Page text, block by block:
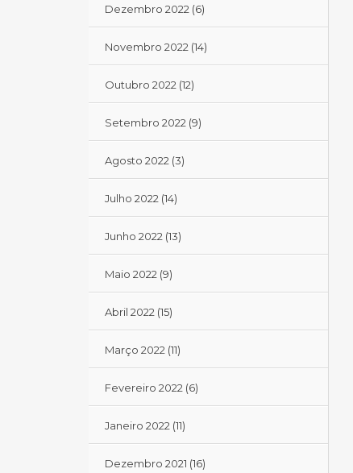
Dezembro 2022 (6)
Novembro 2022 (14)
Outubro 2022 (12)
Setembro 2022 (9)
Agosto 2022 (3)
Julho 2022 (14)
Junho 2022 (13)
Maio 2022 (9)
Abril 2022 (15)
Março 2022 (11)
Fevereiro 2022 (6)
Janeiro 2022 (11)
Dezembro 2021 (16)